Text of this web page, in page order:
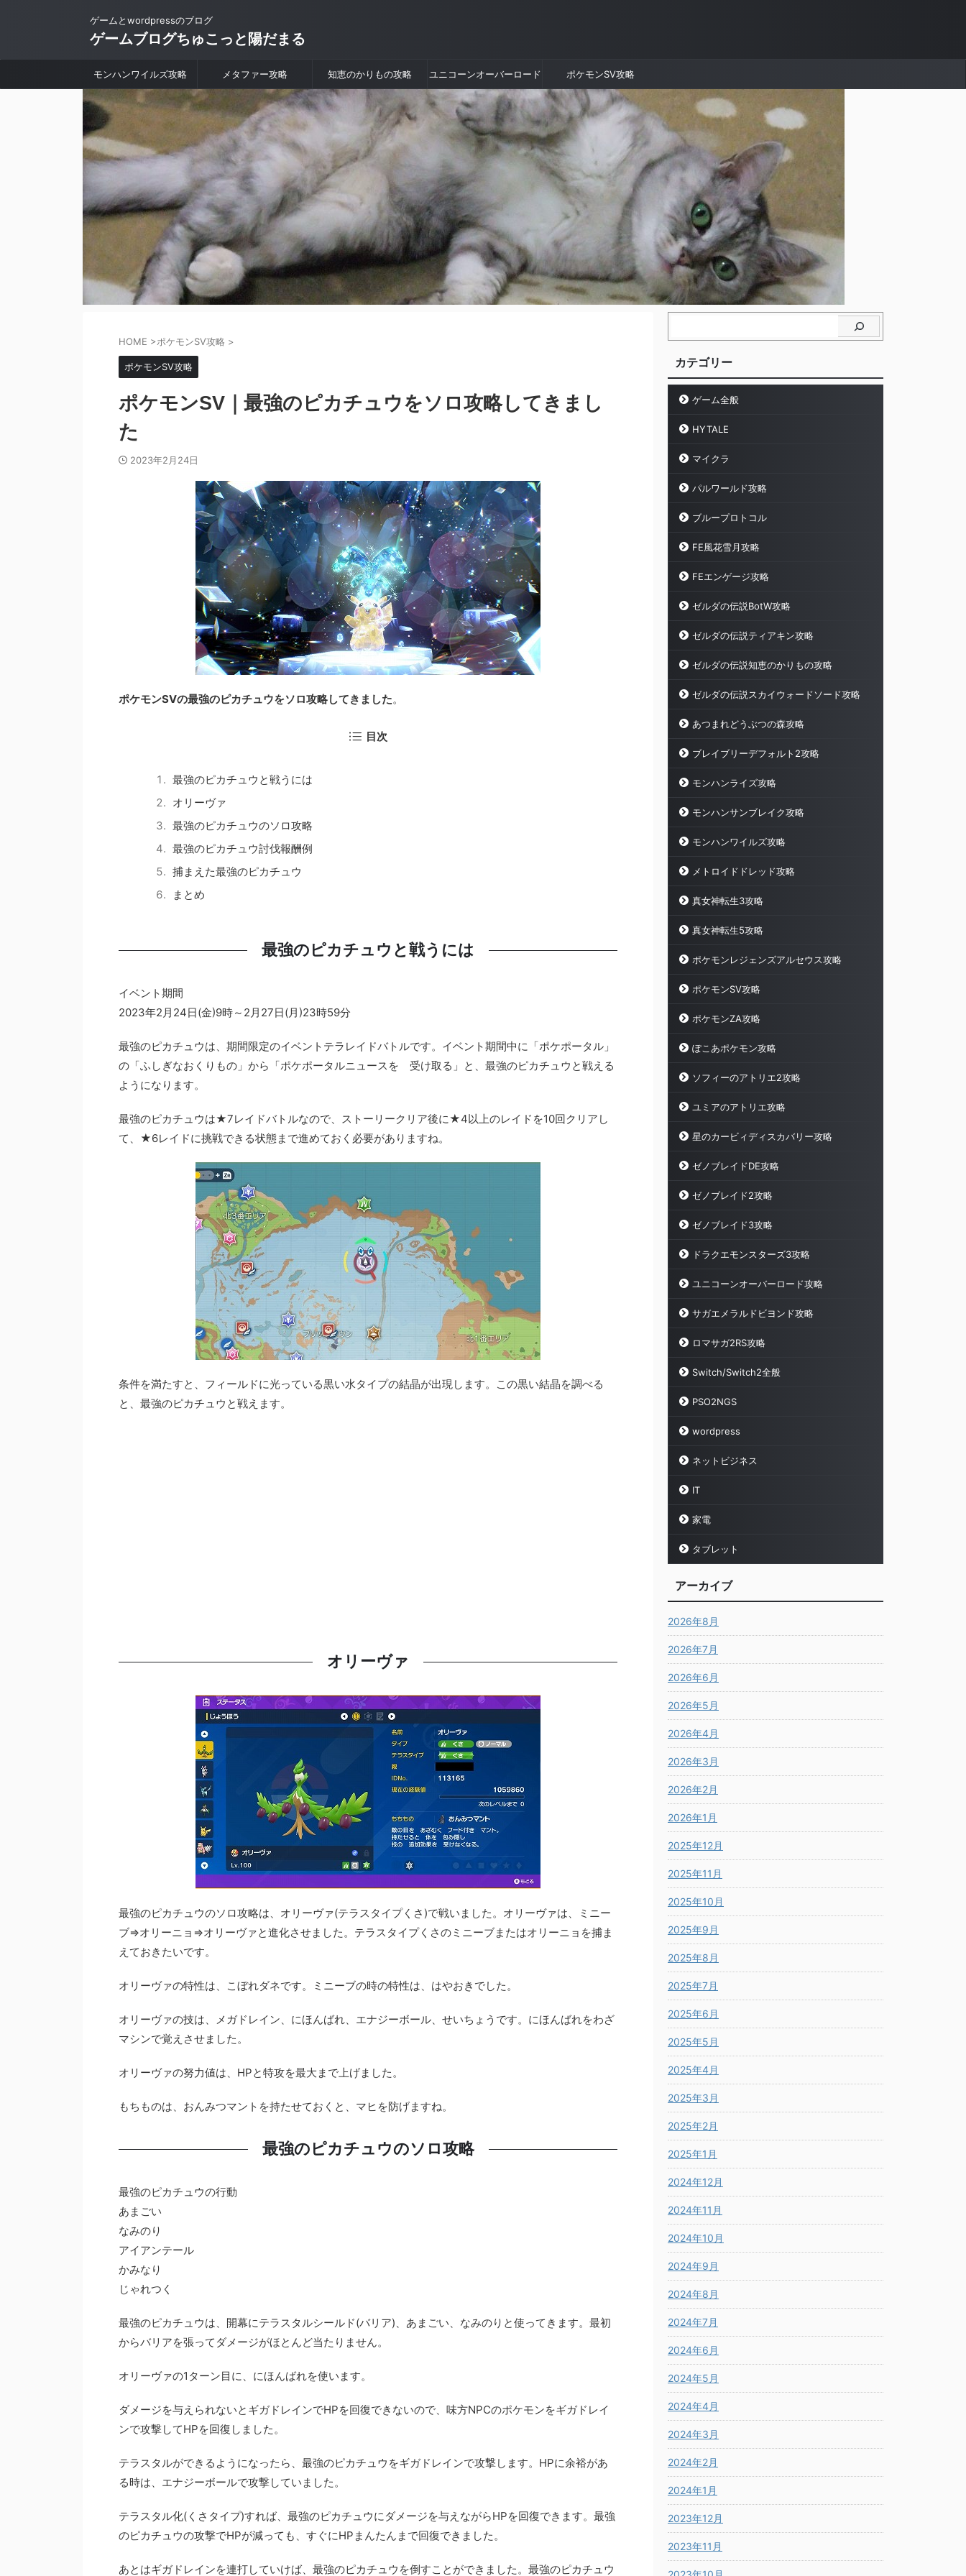
ゲームとwordpressのブログ
ゲームブログちゅこっと陽だまる
モンハンワイルズ攻略 メタファー攻略 知恵のかりもの攻略 ユニコーンオーバーロード ポケモンSV攻略
HOME >ポケモンSV攻略 >
ポケモンSV攻略
ポケモンSV｜最強のピカチュウをソロ攻略してきまし
た
2023年2月24日
ポケモンSVの最強のピカチュウをソロ攻略してきました。
目次
最強のピカチュウと戦うには
オリーヴァ
最強のピカチュウのソロ攻略
最強のピカチュウ討伐報酬例
捕まえた最強のピカチュウ
まとめ
最強のピカチュウと戦うには
イベント期間
2023年2月24日(金)9時～2月27日(月)23時59分
最強のピカチュウは、期間限定のイベントテラレイドバトルです。イベント期間中に「ポケポータル」
の「ふしぎなおくりもの」から「ポケポータルニュースを 受け取る」と、最強のピカチュウと戦える
ようになります。
最強のピカチュウは★7レイドバトルなので、ストーリークリア後に★4以上のレイドを10回クリアし
て、★6レイドに挑戦できる状態まで進めておく必要がありますね。
条件を満たすと、フィールドに光っている黒い水タイプの結晶が出現します。この黒い結晶を調べる
と、最強のピカチュウと戦えます。
オリーヴァ
最強のピカチュウのソロ攻略は、オリーヴァ(テラスタイプくさ)で戦いました。オリーヴァは、ミニー
ブ⇒オリーニョ⇒オリーヴァと進化させました。テラスタイプくさのミニーブまたはオリーニョを捕ま
えておきたいです。
オリーヴァの特性は、こぼれダネです。ミニーブの時の特性は、はやおきでした。
オリーヴァの技は、メガドレイン、にほんばれ、エナジーボール、せいちょうです。にほんばれをわざ
マシンで覚えさせました。
オリーヴァの努力値は、HPと特攻を最大まで上げました。
もちものは、おんみつマントを持たせておくと、マヒを防げますね。
最強のピカチュウのソロ攻略
最強のピカチュウの行動
あまごい
なみのり
アイアンテール
かみなり
じゃれつく
最強のピカチュウは、開幕にテラスタルシールド(バリア)、あまごい、なみのりと使ってきます。最初
からバリアを張ってダメージがほとんど当たりません。
オリーヴァの1ターン目に、にほんばれを使います。
ダメージを与えられないとギガドレインでHPを回復できないので、味方NPCのポケモンをギガドレイ
ンで攻撃してHPを回復しました。
テラスタルができるようになったら、最強のピカチュウをギガドレインで攻撃します。HPに余裕があ
る時は、エナジーボールで攻撃していました。
テラスタル化(くさタイプ)すれば、最強のピカチュウにダメージを与えながらHPを回復できます。最強
のピカチュウの攻撃でHPが減っても、すぐにHPまんたんまで回復できました。
あとはギガドレインを連打していけば、最強のピカチュウを倒すことができました。最強のピカチュウ
カテゴリー
ゲーム全般
HYTALE
マイクラ
パルワールド攻略
ブループロトコル
FE風花雪月攻略
FEエンゲージ攻略
ゼルダの伝説BotW攻略
ゼルダの伝説ティアキン攻略
ゼルダの伝説知恵のかりもの攻略
ゼルダの伝説スカイウォードソード攻略
あつまれどうぶつの森攻略
ブレイブリーデフォルト2攻略
モンハンライズ攻略
モンハンサンブレイク攻略
モンハンワイルズ攻略
メトロイドドレッド攻略
真女神転生3攻略
真女神転生5攻略
ポケモンレジェンズアルセウス攻略
ポケモンSV攻略
ポケモンZA攻略
ぽこあポケモン攻略
ソフィーのアトリエ2攻略
ユミアのアトリエ攻略
星のカービィディスカバリー攻略
ゼノブレイドDE攻略
ゼノブレイド2攻略
ゼノブレイド3攻略
ドラクエモンスターズ3攻略
ユニコーンオーバーロード攻略
サガエメラルドビヨンド攻略
ロマサガ2RS攻略
Switch/Switch2全般
PSO2NGS
wordpress
ネットビジネス
IT
家電
タブレット
アーカイブ
2026年8月
2026年7月
2026年6月
2026年5月
2026年4月
2026年3月
2026年2月
2026年1月
2025年12月
2025年11月
2025年10月
2025年9月
2025年8月
2025年7月
2025年6月
2025年5月
2025年4月
2025年3月
2025年2月
2025年1月
2024年12月
2024年11月
2024年10月
2024年9月
2024年8月
2024年7月
2024年6月
2024年5月
2024年4月
2024年3月
2024年2月
2024年1月
2023年12月
2023年11月